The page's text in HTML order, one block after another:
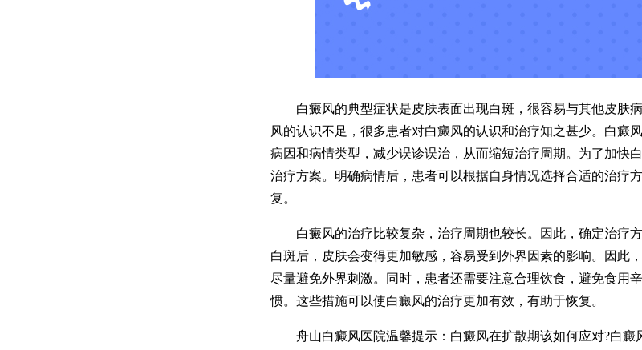
白癜风的典型症状是皮肤表面出现白斑，很容易与其他皮肤
风的认识不足，很多患者对白癜风的认识和治疗知之甚少。白癜
病因和病情类型，减少误诊误治，从而缩短治疗周期。为了加快
治疗方案。明确病情后，患者可以根据自身情况选择合适的治疗
复。
白癜风的治疗比较复杂，治疗周期也较长。因此，确定治疗
白斑后，皮肤会变得更加敏感，容易受到外界因素的影响。因此
尽量避免外界刺激。同时，患者还需要注意合理饮食，避免食用
惯。这些措施可以使白癜风的治疗更加有效，有助于恢复。
舟山白癜风医院温馨提示：白癜风在扩散期该如何应对?白癜